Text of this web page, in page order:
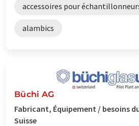
accessoires pour
alambics
Büchi AG
Fabricant, Équipement / besoins
Suisse